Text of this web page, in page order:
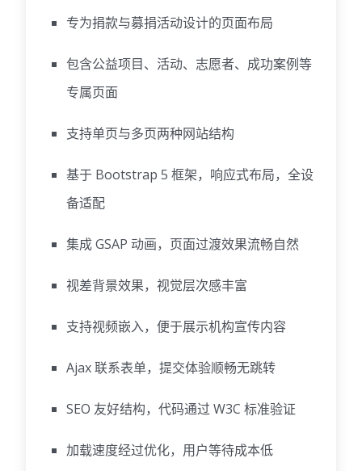
专为捐款与募捐活动设计的页面布局
包含公益项目、活动、志愿者、成功案例等
专属页面
支持单页与多页两种网站结构
基于 Bootstrap 5 框架，响应式布局，全设
备适配
集成 GSAP 动画，页面过渡效果流畅自然
视差背景效果，视觉层次感丰富
支持视频嵌入，便于展示机构宣传内容
Ajax 联系表单，提交体验顺畅无跳转
SEO 友好结构，代码通过 W3C 标准验证
加载速度经过优化，用户等待成本低